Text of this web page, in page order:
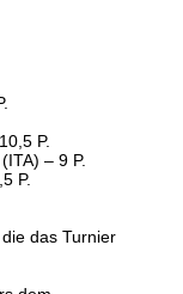
P.
– 9 P.
P.
das Turnier